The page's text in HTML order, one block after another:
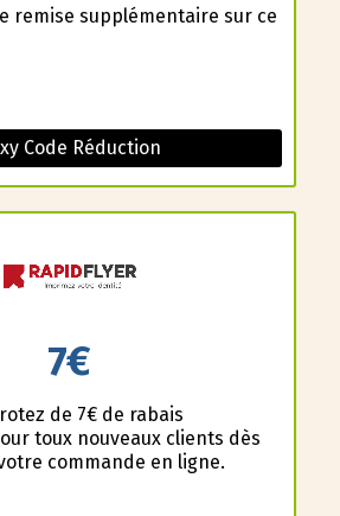
remise supplémentaire sur ce
Code Réduction
7€
de 7€ de rabais
toux nouveaux clients dès
commande en ligne.